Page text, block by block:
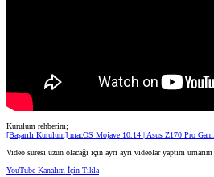
Kurulum rehberim;
[Başarılı Kurulum] macOS Mojave 10.14 | Asus Z170 Pro
Video süresi uzun olacağı için ayrı ayrı videolar yaptım
YouTube Kanalım İçin Tıkla